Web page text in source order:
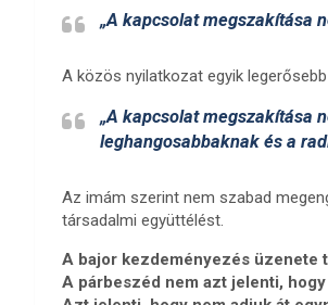
„A kapcsolat megszakítása
A közös nyilatkozat egyik
„A kapcsolat megszakítása
leghangosabbaknak és a
Az imám szerint nem szabad
társadalmi együttélést.
A bajor kezdeményezés üzenete
A párbeszéd nem azt jelenti,